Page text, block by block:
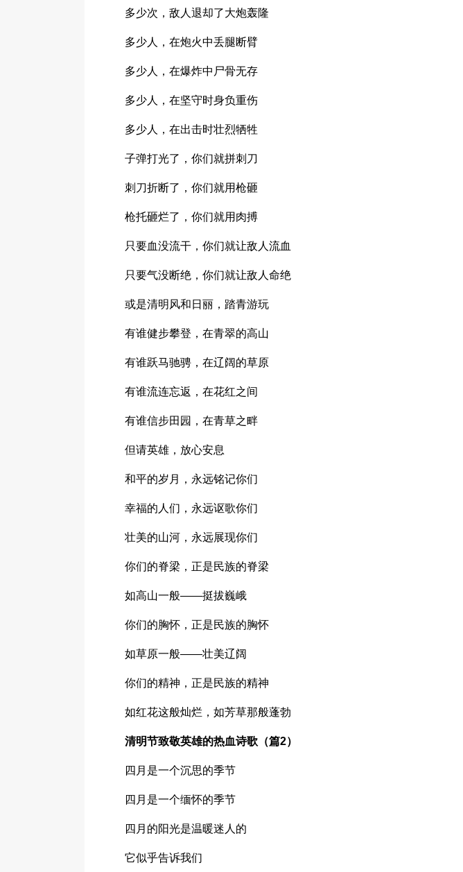
多少次，敌人退却了大炮轰隆
多少人，在炮火中丢腿断臂
多少人，在爆炸中尸骨无存
多少人，在坚守时身负重伤
多少人，在出击时壮烈牺牲
子弹打光了，你们就拼刺刀
刺刀折断了，你们就用枪砸
枪托砸烂了，你们就用肉搏
只要血没流干，你们就让敌人流血
只要气没断绝，你们就让敌人命绝
或是清明风和日丽，踏青游玩
有谁健步攀登，在青翠的高山
有谁跃马驰骋，在辽阔的草原
有谁流连忘返，在花红之间
有谁信步田园，在青草之畔
但请英雄，放心安息
和平的岁月，永远铭记你们
幸福的人们，永远讴歌你们
壮美的山河，永远展现你们
你们的脊梁，正是民族的脊梁
如高山一般——挺拔巍峨
你们的胸怀，正是民族的胸怀
如草原一般——壮美辽阔
你们的精神，正是民族的精神
如红花这般灿烂，如芳草那般蓬勃
清明节致敬英雄的热血诗歌（篇2）
四月是一个沉思的季节
四月是一个缅怀的季节
四月的阳光是温暖迷人的
它似乎告诉我们